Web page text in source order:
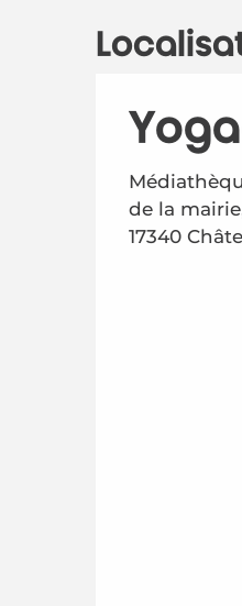
de la
17340